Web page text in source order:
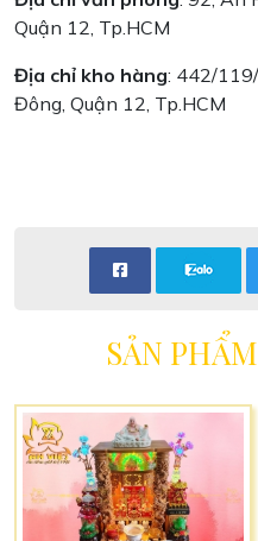
Quận 12, Tp.HCM
Địa chỉ kho hàng: 442/
Đông, Quận 12, Tp.HCM
SẢN